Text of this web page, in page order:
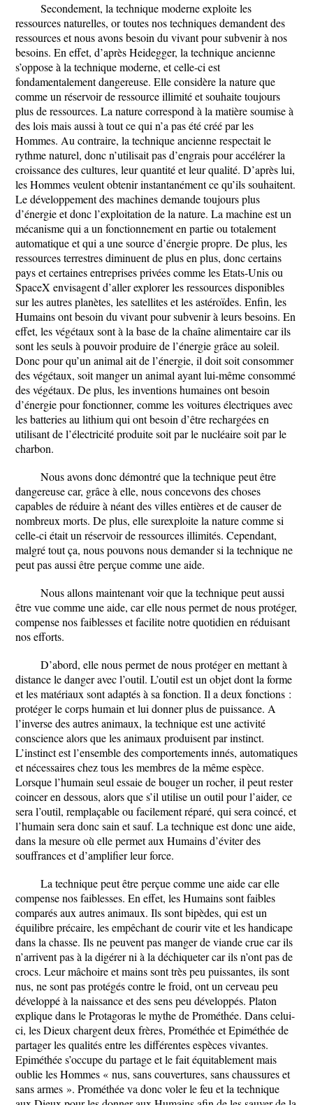
Secondement, la technique moderne exploite les
ressources naturelles, or toutes nos techniques demandent des
ressources et nous avons besoin du vivant pour subvenir à nos
besoins. En effet, d’après Heidegger, la technique ancienne
s’oppose à la technique moderne, et celle-ci est
fondamentalement dangereuse. Elle considère la nature que
comme un réservoir de ressource illimité et souhaite toujours
plus de ressources. La nature correspond à la matière soumise à
des lois mais aussi à tout ce qui n’a pas été créé par les
Hommes. Au contraire, la technique ancienne respectait le
rythme naturel, donc n’utilisait pas d’engrais pour accélérer la
croissance des cultures, leur quantité et leur qualité. D’après lui,
les Hommes veulent obtenir instantanément ce qu’ils souhaitent.
Le développement des machines demande toujours plus
d’énergie et donc l’exploitation de la nature. La machine est un
mécanisme qui a un fonctionnement en partie ou totalement
automatique et qui a une source d’énergie propre. De plus, les
ressources terrestres diminuent de plus en plus, donc certains
pays et certaines entreprises privées comme les Etats-Unis ou
SpaceX envisagent d’aller explorer les ressources disponibles
sur les autres planètes, les satellites et les astéroïdes. Enfin, les
Humains ont besoin du vivant pour subvenir à leurs besoins. En
effet, les végétaux sont à la base de la chaîne alimentaire car ils
sont les seuls à pouvoir produire de l’énergie grâce au soleil.
Donc pour qu’un animal ait de l’énergie, il doit soit consommer
des végétaux, soit manger un animal ayant lui-même consommé
des végétaux. De plus, les inventions humaines ont besoin
d’énergie pour fonctionner, comme les voitures électriques avec
les batteries au lithium qui ont besoin d’être rechargées en
utilisant de l’électricité produite soit par le nucléaire soit par le
charbon.
Nous avons donc démontré que la technique peut être
dangereuse car, grâce à elle, nous concevons des choses
capables de réduire à néant des villes entières et de causer de
nombreux morts. De plus, elle surexploite la nature comme si
celle-ci était un réservoir de ressources illimités. Cependant,
malgré tout ça, nous pouvons nous demander si la technique ne
peut pas aussi être perçue comme une aide.
Nous allons maintenant voir que la technique peut aussi
être vue comme une aide, car elle nous permet de nous protéger,
compense nos faiblesses et facilite notre quotidien en réduisant
nos efforts.
D’abord, elle nous permet de nous protéger en mettant à
distance le danger avec l’outil. L’outil est un objet dont la forme
et les matériaux sont adaptés à sa fonction. Il a deux fonctions :
protéger le corps humain et lui donner plus de puissance. A
l’inverse des autres animaux, la technique est une activité
conscience alors que les animaux produisent par instinct.
L’instinct est l’ensemble des comportements innés, automatiques
et nécessaires chez tous les membres de la même espèce.
Lorsque l’humain seul essaie de bouger un rocher, il peut rester
coincer en dessous, alors que s’il utilise un outil pour l’aider, ce
sera l’outil, remplaçable ou facilement réparé, qui sera coincé, et
l’humain sera donc sain et sauf. La technique est donc une aide,
dans la mesure où elle permet aux Humains d’éviter des
souffrances et d’amplifier leur force.
La technique peut être perçue comme une aide car elle
compense nos faiblesses. En effet, les Humains sont faibles
comparés aux autres animaux. Ils sont bipèdes, qui est un
équilibre précaire, les empêchant de courir vite et les handicape
dans la chasse. Ils ne peuvent pas manger de viande crue car ils
n’arrivent pas à la digérer ni à la déchiqueter car ils n’ont pas de
crocs. Leur mâchoire et mains sont très peu puissantes, ils sont
nus, ne sont pas protégés contre le froid, ont un cerveau peu
développé à la naissance et des sens peu développés. Platon
explique dans le Protagoras le mythe de Prométhée. Dans celui-
ci, les Dieux chargent deux frères, Prométhée et Epiméthée de
partager les qualités entre les différentes espèces vivantes.
Epiméthée s’occupe du partage et le fait équitablement mais
oublie les Hommes « nus, sans couvertures, sans chaussures et
sans armes ». Prométhée va donc voler le feu et la technique